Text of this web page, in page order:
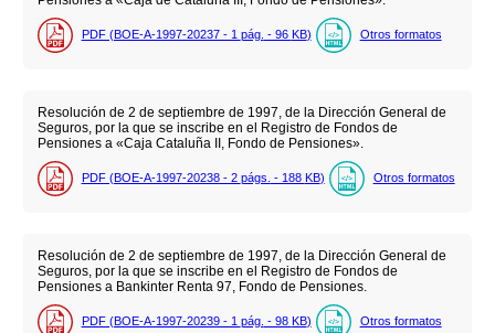
PDF (BOE-A-1997-20237 - 1 pág. - 96 KB) Otros formatos
Resolución de 2 de septiembre de 1997, de la Dirección General de
Seguros, por la que se inscribe en el Registro de Fondos de
Pensiones a «Caja Cataluña II, Fondo de Pensiones».
PDF (BOE-A-1997-20238 - 2 págs. - 188 KB) Otros formatos
Resolución de 2 de septiembre de 1997, de la Dirección General de
Seguros, por la que se inscribe en el Registro de Fondos de
Pensiones a Bankinter Renta 97, Fondo de Pensiones.
PDF (BOE-A-1997-20239 - 1 pág. - 98 KB) Otros formatos